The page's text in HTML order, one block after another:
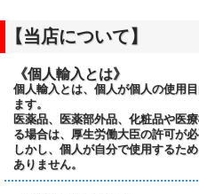
【当店について】
《個人輸入とは》
個人輸入とは、個人が個人の使用
ます。
医薬品、医薬部外品、化粧品や医
る場合は、厚生労働大臣の許可が必
しかし、個人が自分で使用するた
ありません。